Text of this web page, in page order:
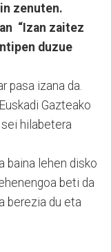
zenuten.
“Izan zaitez
duzue
pasa izana da.
Gazteako
hilabetera
baina lehen disko
beti da
berezia du eta